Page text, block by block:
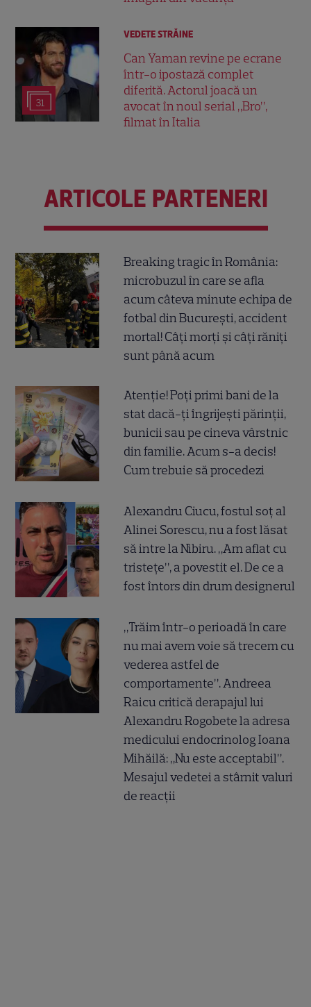
31
VEDETE STRĂINE
Can Yaman revine pe ecrane
într-o ipostază complet
diferită. Actorul joacă un
avocat în noul serial „Bro”,
filmat în Italia
ARTICOLE PARTENERI
Breaking tragic în România:
microbuzul în care se afla
acum câteva minute echipa de
fotbal din București, accident
mortal! Câți morți și câți răniți
sunt până acum
Atenție! Poți primi bani de la
stat dacă-ți îngrijești părinții,
bunicii sau pe cineva vârstnic
din familie. Acum s-a decis!
Cum trebuie să procedezi
Alexandru Ciucu, fostul soț al
Alinei Sorescu, nu a fost lăsat
să intre la Nibiru. „Am aflat cu
tristețe”, a povestit el. De ce a
fost întors din drum designerul
„Trăim într-o perioadă în care
nu mai avem voie să trecem cu
vederea astfel de
comportamente”. Andreea
Raicu critică derapajul lui
Alexandru Rogobete la adresa
medicului endocrinolog Ioana
Mihăilă: „Nu este acceptabil”.
Mesajul vedetei a stârnit valuri
de reacții